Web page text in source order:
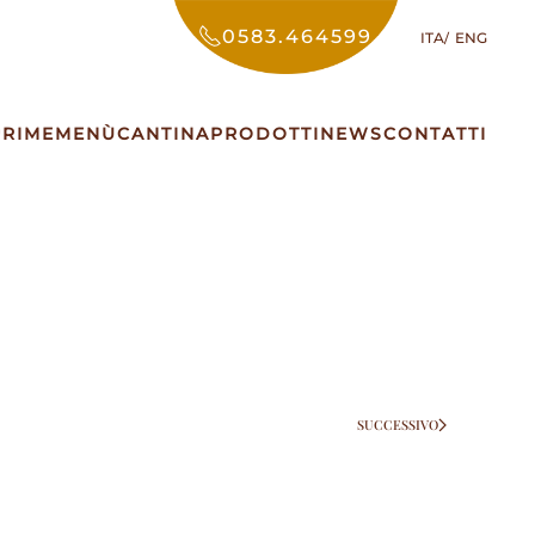
0583.464599 ITA ENG
MENÙCANTINAPRODOTTINEWSCONTATTI
SUCCESSIVO